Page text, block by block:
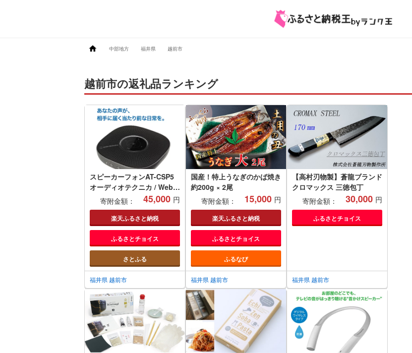
中部地方 福井県 越前市
越前市の返礼品ランキング
スピーカーフォンAT-CSP5
オーディオテクニカ / Web会
議やオンライン帰省に便利 /
送料無料 福井 越前市 武生
ワイヤレス スピーカー オン
ライン キッチン 台所 リビン
グ 居間 (18209)
寄附金額： 45,000 円
楽天ふるさと納税
ふるさとチョイス
さとふる
福井県 越前市
国産！特上うなぎのかば焼き
約200g × 2尾
寄附金額：
15,000 円
楽天ふるさと納税
ふるさとチョイス
ふるなび
福井県 越前市
【高村刃物製】蒼龍ブランド
クロマックス 三徳包丁
寄附金額：
30,000 円
ふるさとチョイス
福井県 越前市